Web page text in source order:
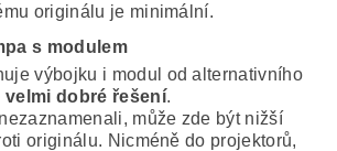
originálu je minimální.
s modulem
výbojku i modul od alternativního
velmi dobré řešení.
může zde být nižší
originálu. Nicméně do projektorů,